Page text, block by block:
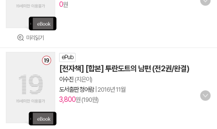
미리읽기
0원
ePub
[전자책] [합본] 투란도트의 남편 (전2권/완결)
이수진 (지은이)
도서출판 청어람| 2016년 11월
3,800원 (190원)